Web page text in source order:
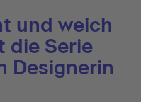
und weich
die Serie
Designerin